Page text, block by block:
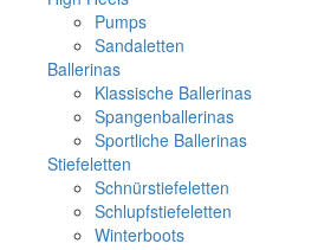
Pumps
Sandaletten
Ballerinas
Klassische Ballerinas
Spangenballerinas
Sportliche Ballerinas
Stiefeletten
Schnürstiefeletten
Schlupfstiefeletten
Winterboots